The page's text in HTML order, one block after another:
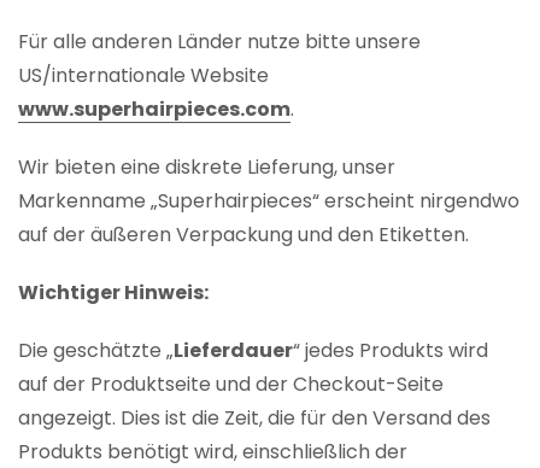
Für alle anderen Länder nutze bitte unsere
US/internationale Website
www.superhairpieces.com.
Wir bieten eine diskrete Lieferung, unser
Markenname „Superhairpieces“ erscheint nirgendwo
auf der äußeren Verpackung und den Etiketten.
Wichtiger Hinweis:
Die geschätzte „Lieferdauer“ jedes Produkts wird
auf der Produktseite und der Checkout-Seite
angezeigt. Dies ist die Zeit, die für den Versand des
Produkts benötigt wird, einschließlich der